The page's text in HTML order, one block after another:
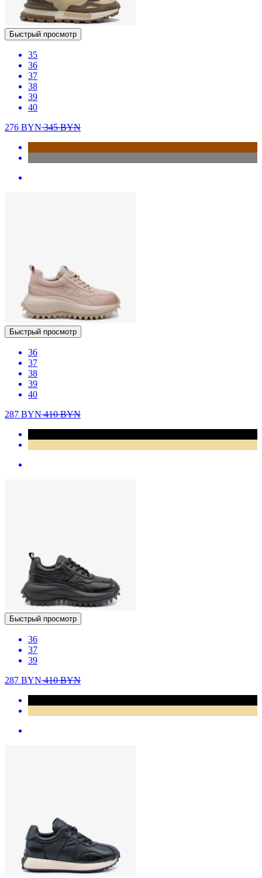
Быстрый просмотр
35
36
37
38
39
40
276 BYN345BYN
Быстрый просмотр
36
37
38
39
40
287 BYN410BYN
Быстрый просмотр
36
37
39
287 BYN410BYN